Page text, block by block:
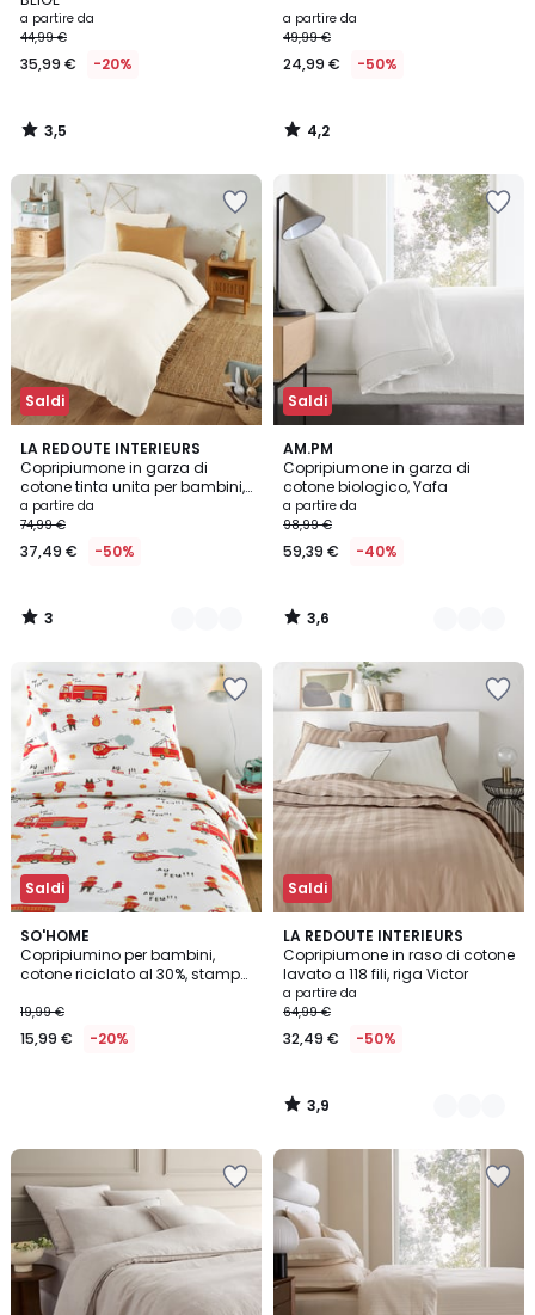
a partire da
44,99 €
35,99 € -20%
3,5
/
a partire da
49,99 €
24,99 € -50%
4,2
/
Saldi
LA REDOUTE INTERIEURS
Copripiumone in garza di
cotone tinta unita per bambini,
Kumla
a partire da
74,99 €
37,49 € -50%
3
/
5
17
Colori
3
/
Saldi
AM.PM
Copripiumone in garza di
cotone biologico, Yafa
a partire da
98,99 €
59,39 € -40%
3,6
/ 5
20
Colori
3,6
/
Saldi
SO'HOME
Copripiumino per bambini,
cotone riciclato al 30%, stampa
19,99 €
15,99 € -20%
Saldi
LA REDOUTE INTERIEURS
Copripiumone in raso di cotone
lavato a 118 fili, riga Victor
a partire da
64,99 €
32,49 € -50%
3,9
/ 5
8
Colori
3,9
/